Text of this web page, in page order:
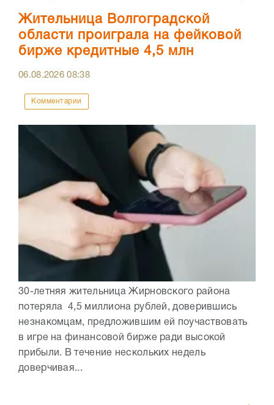
Жительница Волгоградской
области проиграла на фейковой
бирже кредитные 4,5 млн
06.08.202608:38
Комментарии
30-летняя жительница Жирновского района
потеряла 4,5 миллиона рублей, доверившись
незнакомцам, предложившим ей поучаствовать
в игре на финансовой бирже ради высокой
прибыли. В течение нескольких недель
доверчивая...